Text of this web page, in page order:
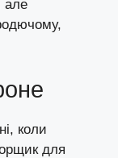
але
коли
для